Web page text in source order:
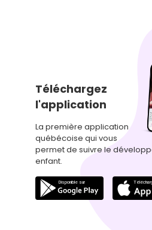
Téléchargez
l'application
La première application
québécoise qui vous
permet de suivre le
enfant.